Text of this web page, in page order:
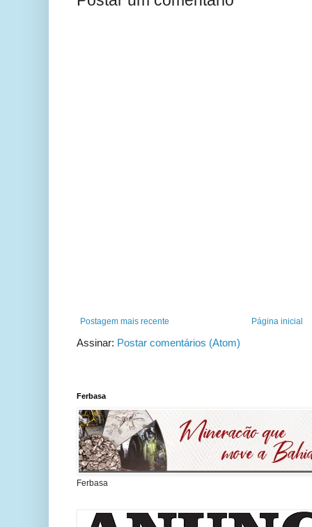
Postagem mais recente Página inicial
Assinar: Postar comentários (Atom)
Ferbasa
Ferbasa